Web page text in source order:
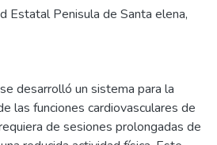
Estatal Penisula de Santa elena,
desarrolló un sistema para la
las funciones cardiovasculares de
de sesiones prolongadas de